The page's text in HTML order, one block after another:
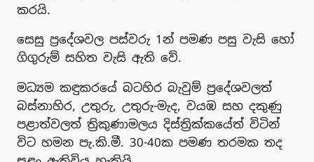
කරයි.
සෙසු ප්‍රදේශවල පස්වරු 1න් පමණ පසු වැසි හෝ
ගිගුරුම් සහිත වැසි ඇති වේ.
මධ්‍යම කඳුකරයේ බටහිර බැවුම් ප්‍රදේශවලත්
බස්නාහිර, උතුරු, උතුරු-මැද, වයඹ සහ දකුණු
පළාත්වලත් ත්‍රිකුණාමලය දිස්ත්‍රික්කයේත් විටින්
විට හමන පැ.කි.මී. 30-40ක පමණ තරමක තද